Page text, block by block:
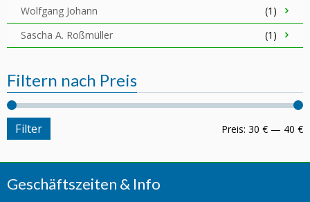
Wolfgang Johann
(1)
Sascha A. Roßmüller
(1)
Filtern nach Preis
Filter Preis: 30 € — 40 €
Geschäftszeiten & Info